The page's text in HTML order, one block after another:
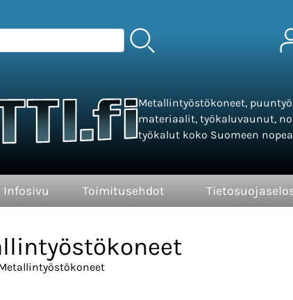
Metallintyöstökoneet,
materiaalit, työkaluvaunut,
työkalut koko Suomeen
Infosivu Toimitusehdot